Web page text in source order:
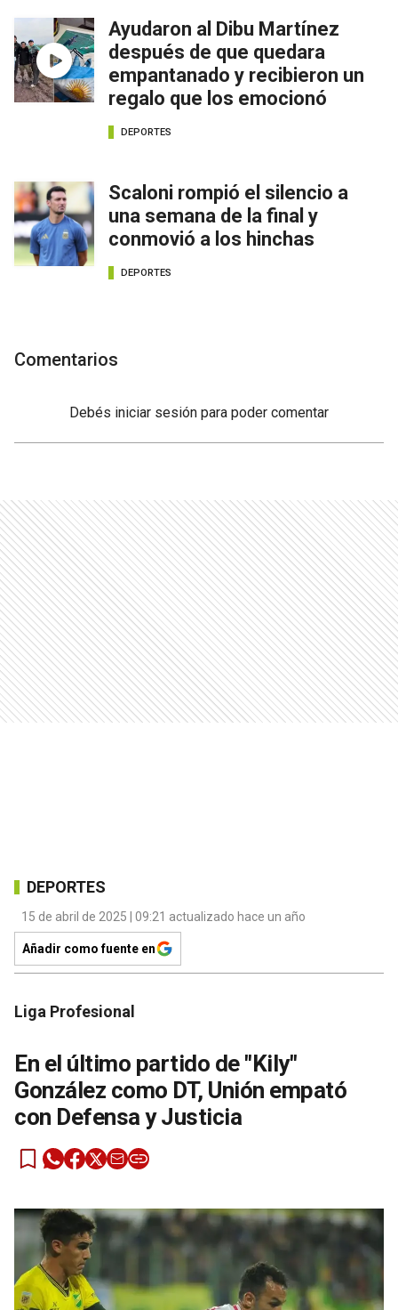
Ayudaron al Dibu Martínez
después de que quedara
empantanado y recibieron un
regalo que los emocionó
DEPORTES
Scaloni rompió el silencio a
una semana de la final y
conmovió a los hinchas
DEPORTES
Comentarios
Debés iniciar sesión para poder comentar
DEPORTES
15 de abril de 2025 | 09:21 actualizado hace un año
Añadir como fuente en
Liga Profesional
En el último partido de "Kily"
González como DT, Unión empató
con Defensa y Justicia